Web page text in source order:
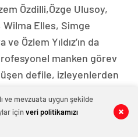
Özdilli,Özge Ulusoy,
Elles, Simge
Özlem Yıldız’ın da
manken görev
defile, izleyenlerden
koreograf Akif Örük
kadar güçlü bir kadroyu bir
ve mevzuata uygun şekilde
içinveri politikamızı